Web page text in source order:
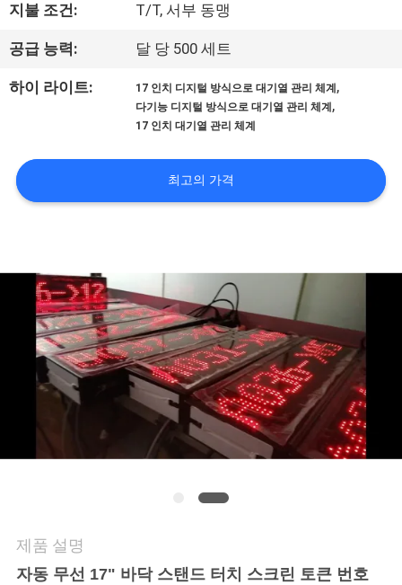
여
행
질
관
소
조
지불 조건: T/T, 서부 동맹
공급 능력: 달 당 500 세트
하이 라이트: 17 인치 디지털 방식으로 대기열 관리 체계 ,
다기능 디지털 방식으로 대기열 관리 체계 ,
17 인치 대기열 관리 체계
최고의 가격
제품 설명
자동 무선 17" 바닥 스탠드 터치 스크린 토큰 번호